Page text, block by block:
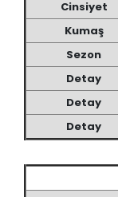
Cinsiyet
Kumaş
Sezon
Detay
Detay
Detay